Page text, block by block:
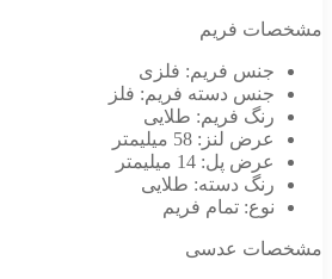
مشخصات فریم
جنس فریم: فلزی
جنس دسته فریم: فلز
رنگ فریم: طلایی
عرض لنز: 58 میلیمتر
عرض پل: 14 میلیمتر
رنگ دسته: طلایی
نوع: تمام فریم
مشخصات عدسی